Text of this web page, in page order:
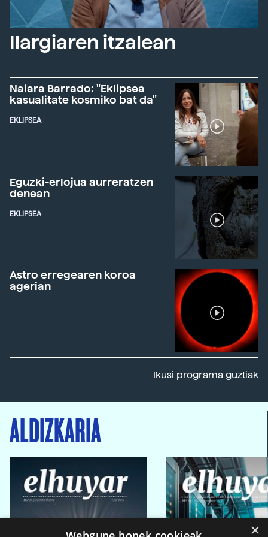
Ilargiaren itzalean
Naiara Barrado: "Eklipsea
kasualitate kosmiko bat da"
EKLIPSEA
Eguzki-erlojua aurreratzen
denean
EKLIPSEA
Astro erregearen koroa
agerian
Ikusi programa guztiak
ALDIZKARIA
×